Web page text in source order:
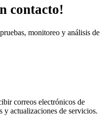
contacto!
monitoreo y análisis de
correos electrónicos de
actualizaciones de servicios.